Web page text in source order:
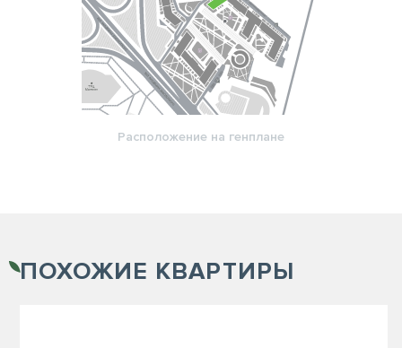
Расположение на генплане
ПОХОЖИЕ КВАРТИРЫ